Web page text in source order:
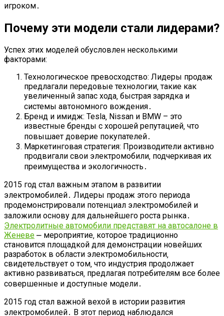
игроком․
Почему эти модели стали лидерами?
Успех этих моделей обусловлен несколькими
факторами:
Технологическое превосходство: Лидеры продаж
предлагали передовые технологии‚ такие как
увеличенный запас хода‚ быстрая зарядка и
системы автономного вождения․
Бренд и имидж: Tesla‚ Nissan и BMW – это
известные бренды с хорошей репутацией‚ что
повышает доверие покупателей․
Маркетинговая стратегия: Производители активно
продвигали свои электромобили‚ подчеркивая их
преимущества и экологичность․
2015 год стал важным этапом в развитии
электромобилей․ Лидеры продаж этого периода
продемонстрировали потенциал электромобилей и
заложили основу для дальнейшего роста рынка․
Электролитные автомобили представят на автосалоне в
Женеве ⎼ мероприятие‚ которое традиционно
становится площадкой для демонстрации новейших
разработок в области электромобильности‚
свидетельствует о том‚ что индустрия продолжает
активно развиваться‚ предлагая потребителям все более
совершенные и доступные модели․
2015 год стал важной вехой в истории развития
электромобилей․ В этот период наблюдался